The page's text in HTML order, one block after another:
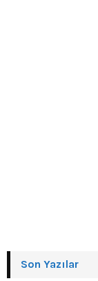
Son Yazılar